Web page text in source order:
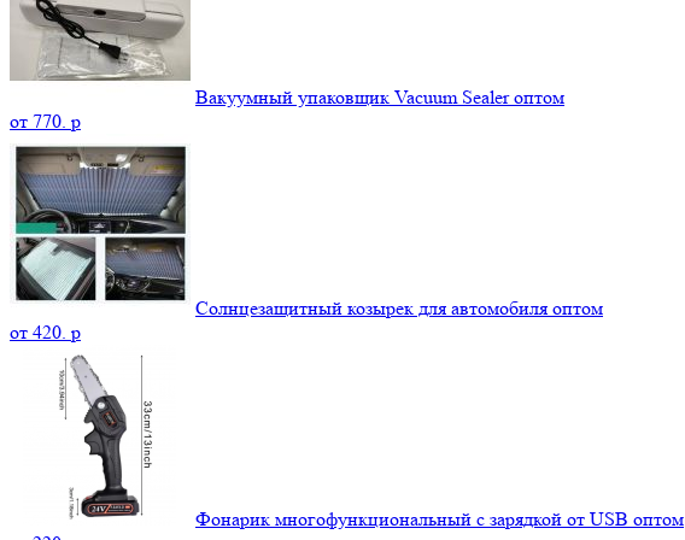
Вакуумный упаковщик Vacuum Sealer оптом
от 770. p
Солнцезащитный козырек для автомобиля оптом
от 420. p
Фонарик многофункциональный с зарядкой от USB оптом